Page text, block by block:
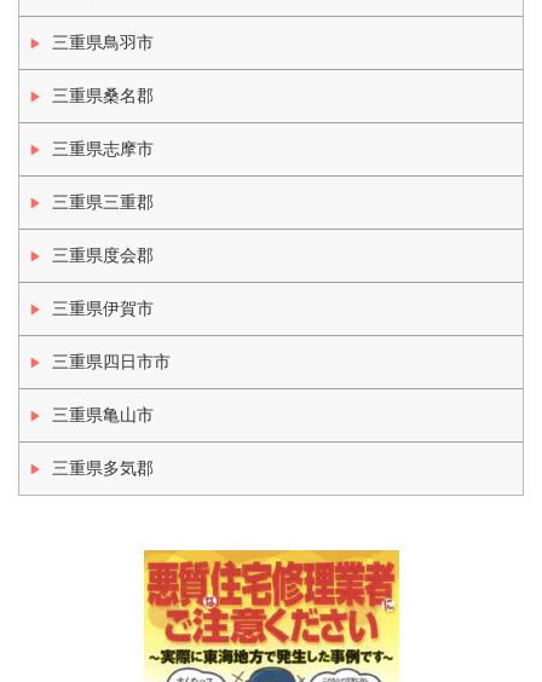
三重県鳥羽市
三重県桑名郡
三重県志摩市
三重県三重郡
三重県度会郡
三重県伊賀市
三重県四日市市
三重県亀山市
三重県多気郡